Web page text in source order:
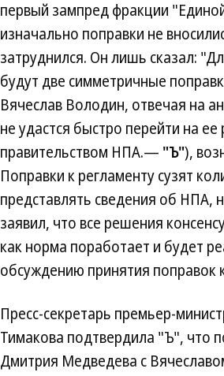
первый зампред фракции
изначально поправки не
затруднился. Он лишь сказал:
будут две симметричные
Вячеслав Володин, отвечая на
не удастся быстро перейти на
правительством НПА.— "Ъ"),
Поправки к регламенту сузят
представлять сведения об НПА,
заявил, что все решения
как норма поработает и будет
обсуждению принятия поправок
Пресс-секретарь премьер-
Тимакова подтвердила "Ъ", что
Дмитрия Медведева с